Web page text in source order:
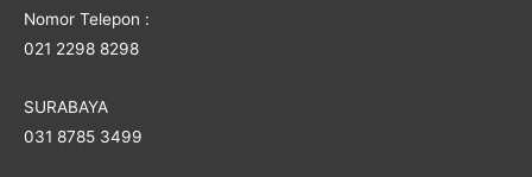
Nomor Telepon :
021 2298 8298
SURABAYA
031 8785 3499